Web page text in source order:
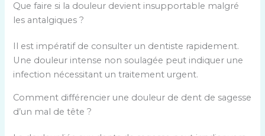
Que faire si la douleur devient insupportable malgré
les antalgiques ?
Il est impératif de consulter un dentiste rapidement.
Une douleur intense non soulagée peut indiquer une
infection nécessitant un traitement urgent.
Comment différencier une douleur de dent de sagesse
d’un mal de tête ?